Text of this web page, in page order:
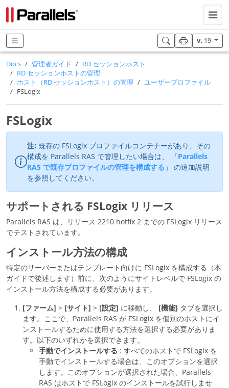
v. 19
Docs 管理者ガイド
RD セッションホスト
RD セッションホストの管理
ホスト（RD セッションホスト）の管理
ユーザープロファイル
FSLogix
FSLogix
注: 既存の FSLogix プロファイルコンテナーがあり、その
構成を Parallels RAS で管理したい場合は、
「Parallels
RAS で既存プロファイルの管理を構成する」 の追加説明
を参照してください。
サポートされる FSLogix リリース
Parallels RAS は、リリース 2210 hotfix 2 までの FSLogix リリース
でテストされています。
インストール方法の構成
特定のサーバーまたはテンプレート向けに FSLogix を構成する（本
ガイドで後述します）前に、次のようにサイトレベルで FSLogix の
インストール方法を構成する必要があります。
[ファーム] > [サイト] > [設定] に移動し、 [機能] タブを選択し
ます。ここで、Parallels RAS が FSLogix を個別のホストにイ
ンストールするために使用する方法を選択する必要がありま
す。以下のいずれかを選択できます。
手動でインストールする : すべてのホストで FSLogix を
手動でインストールする場合は、このオプションを選択
します。このオプションが選択された場合、Parallels
RAS はホストで FSLogix のインストールを試行しませ